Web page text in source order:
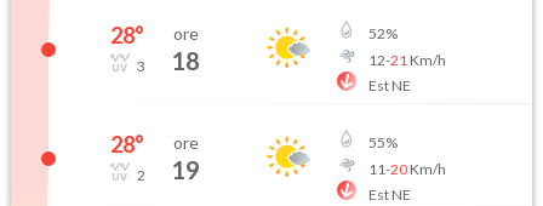
28°
3
ore
18
52%
12-21 Km/h
Est NE
28°
2
ore
19
55%
11-20Km/h
Est NE